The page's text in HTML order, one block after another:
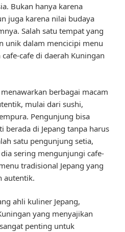
Bukan hanya karena
juga karena nilai budaya
Salah satu tempat yang
unik dalam mencicipi menu
cafe di daerah Kuningan
berbagai macam
mulai dari sushi,
Pengunjung bisa
berada di Jepang tanpa harus
satu pengunjung setia,
sering mengunjungi cafe-
tradisional Jepang yang
autentik.
ahli kuliner Jepang,
yang menyajikan
penting untuk